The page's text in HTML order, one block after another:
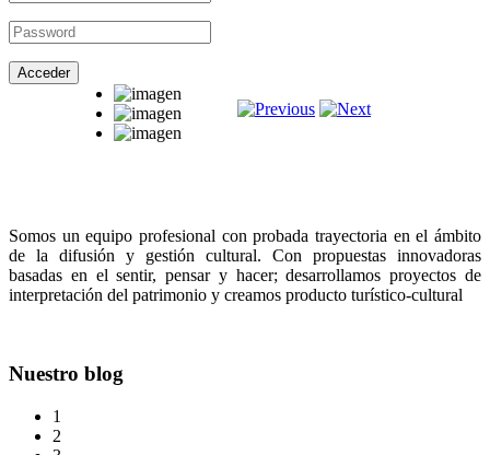
Somos un equipo profesional con probada trayectoria en el ámbito
de la difusión y gestión cultural. Con propuestas innovadoras
basadas en el sentir, pensar y hacer; desarrollamos proyectos de
interpretación del patrimonio y creamos producto turístico-cultural
Nuestro blog
1
2